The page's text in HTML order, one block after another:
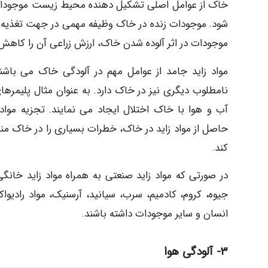
خاک از عوامل اصلی تشکیل دهنده محیط زیست
شود. موجودات زنده در خاک وظیفه مهمی در جهت تغذیه
موجودات در اثر آلوده شدن خاک، ارزش زراعی آن را
مواد زاید جامد از عوامل مهم در آلودگی خاک می
نامطلوب دیگری نیز در خاک دارد. به عنوان مثال
آب و هوا با خاک اختلال ایجاد می نمایند. تجزیه
حاصل از مواد زاید در خاک، خطرات بسیاری را در خاک
کند.
در صورتی که مواد زاید صنعتی به همراه مواد زاید
جیوه، کروم، کادمیم، سرب، سیانید، آرسنیک، مواد
انسان و سایر موجودات داشته باشند.
۳- آلودگی هوا